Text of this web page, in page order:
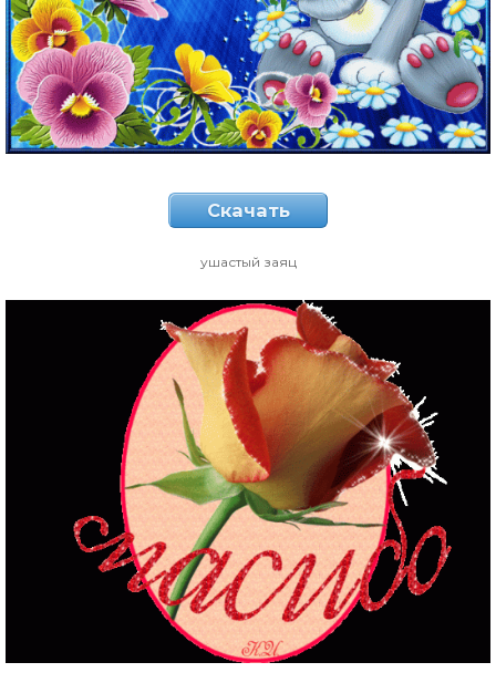
Скачать
ушастый заяц